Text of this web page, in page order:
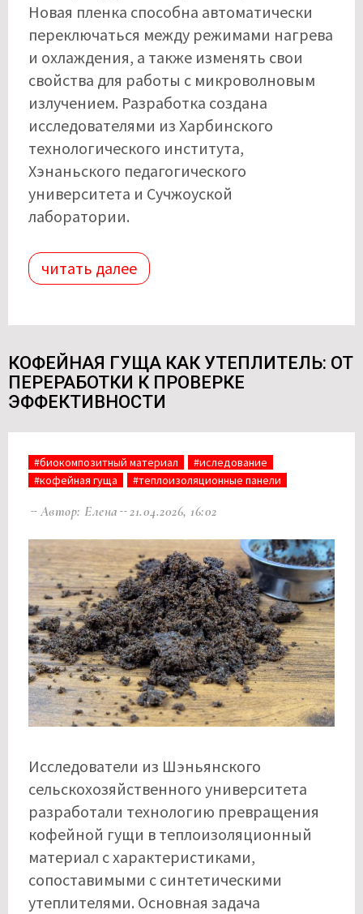
Новая пленка способна автоматически
переключаться между режимами нагрева
и охлаждения, а также изменять свои
свойства для работы с микроволновым
излучением. Разработка создана
исследователями из Харбинского
технологического института,
Хэнаньского педагогического
университета и Сучжоуской
лаборатории.
читать далее
КОФЕЙНАЯ ГУЩА КАК УТЕПЛИТЕЛЬ: ОТ
ПЕРЕРАБОТКИ К ПРОВЕРКЕ
ЭФФЕКТИВНОСТИ
#биокомпозитный материал
#иследование
#кофейная гуща
#теплоизоляционные панели
Автор: Елена 21.04.2026, 16:02
Исследователи из Шэньянского
сельскохозяйственного университета
разработали технологию превращения
кофейной гущи в теплоизоляционный
материал с характеристиками,
сопоставимыми с синтетическими
утеплителями. Основная задача